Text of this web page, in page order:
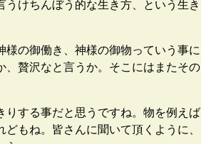
けちんぼう的な生き方、という生き
の御働き、神様の御物っていう事に
贅沢なと言うか。そこにはまたその
する事だと思うですね。物を例えば
もね。皆さんに聞いて頂くように、